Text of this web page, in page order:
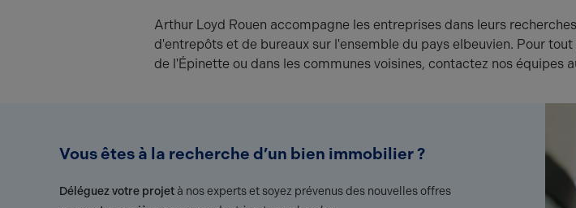
Arthur Loyd Rouen accompagne les entreprises dans leurs
d'entrepôts et de bureaux sur l'ensemble du pays elbeuvien. Pour
de l'Épinette ou dans les communes voisines, contactez nos équipes
Vous êtes à la recherche d’un bien immobilier ?
Déléguez votre projetà nos experts et soyez prévenus des nouvelles offres